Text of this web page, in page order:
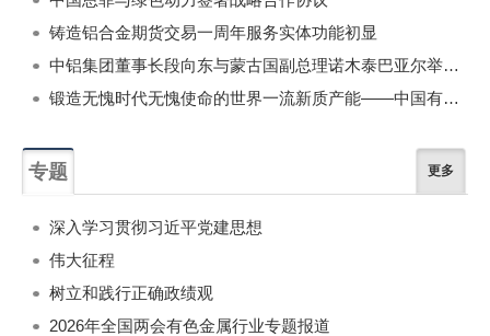
铸造铝合金期货交易一周年服务实体功能初显
中铝集团董事长段向东与蒙古国副总理诺木泰巴亚尔举行会谈
锻造无愧时代无愧使命的世界一流新质产能——中国有色金属工业的战略应对与破局之道（二）
专题 更多
深入学习贯彻习近平党建思想
伟大征程
树立和践行正确政绩观
2026年全国两会有色金属行业专题报道